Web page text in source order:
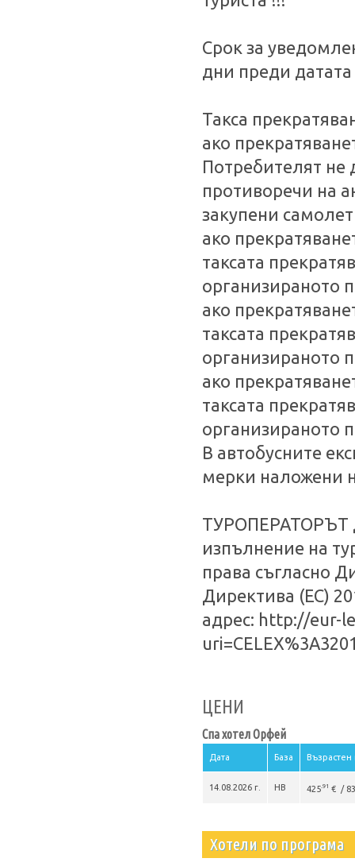
Срок за
дни преди
Такса
ако
Потребителят не
противоречи на
закупени
ако
таксата
организираното
ако
таксата
организираното
ако
таксата
организираното
В автобусните
мерки наложени
ТУРОПЕРАТОРЪТ
изпълнение на
права съгласно
Директива (ЕС)
адрес: http://eur-
ЦЕНИ
Спа хотел Орфей
Дата База Възрастен
14.08.2026 г. HB 425 .91 € /
Хотели по програма